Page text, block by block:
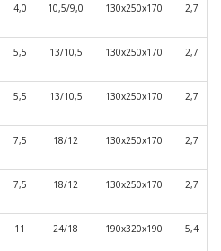
4,0 10,5/9,0 130х250х170 2,7
5,5 13/10,5 130х250х170 2,7
5,5 13/10,5 130х250х170 2,7
7,5 18/12 130х250х170 2,7
7,5 18/12 130х250х170 2,7
11 24/18 190х320х190 5,4